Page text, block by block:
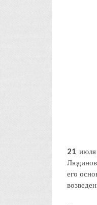
21
его